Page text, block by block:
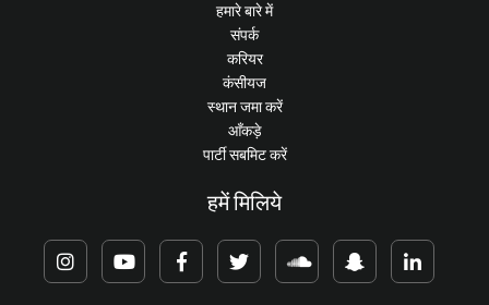
हमारे बारे में
संपर्क
करियर
कंसीयज
स्थान जमा करें
आँकड़े
पार्टी सबमिट करें
हमें मिलिये